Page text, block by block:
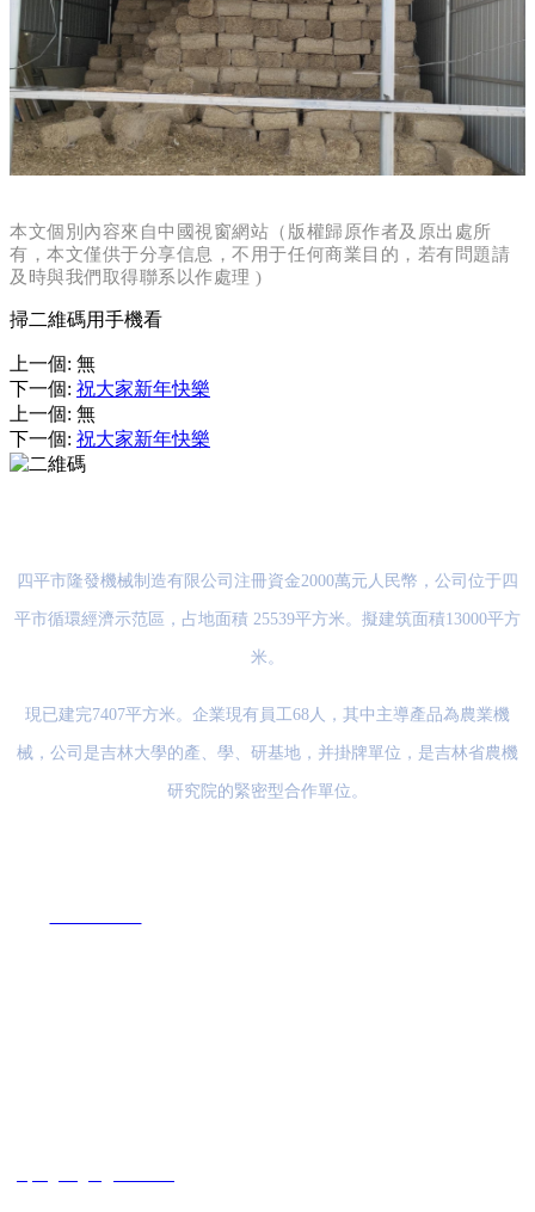
本文個別內容來自中國視窗網站（版權歸原作者及原出處所
有，本文僅供于分享信息，不用于任何商業目的，若有問題請
及時與我們取得聯系以作處理 )
掃二維碼用手機看
上一個: 無
下一個: 祝大家新年快樂
上一個: 無
下一個: 祝大家新年快樂
四平市隆發機械制造有限公司注冊資金2000萬元人民幣，公司位于四
平市循環經濟示范區，占地面積 25539平方米。擬建筑面積13000平方
米。
現已建完7407平方米。企業現有員工68人，其中主導產品為農業機
械，公司是吉林大學的產、學、研基地，并掛牌單位，是吉林省農機
研究院的緊密型合作單位。